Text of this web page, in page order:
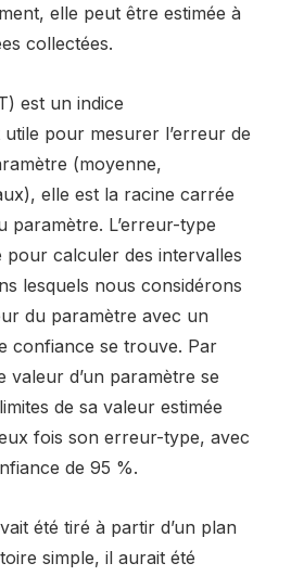
elle peut être estimée à
collectées.
est un indice
pour mesurer l’erreur de
(moyenne,
elle est la racine carrée
paramètre. L’erreur-type
pour calculer des intervalles
lesquels nous considérons
du paramètre avec un
confiance se trouve. Par
valeur d’un paramètre se
de sa valeur estimée
fois son erreur-type, avec
de 95 %.
été tiré à partir d’un plan
simple, il aurait été